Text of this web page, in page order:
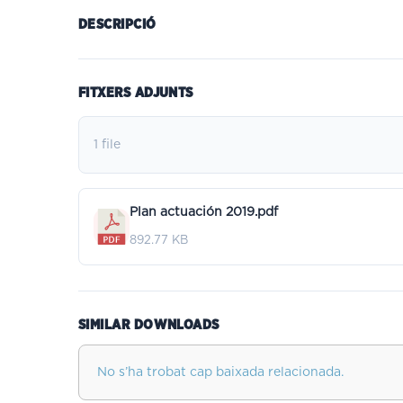
DESCRIPCIÓ
FITXERS ADJUNTS
1 file
Plan actuación 2019.pdf
892.77 KB
SIMILAR DOWNLOADS
No s’ha trobat cap baixada relacionada.